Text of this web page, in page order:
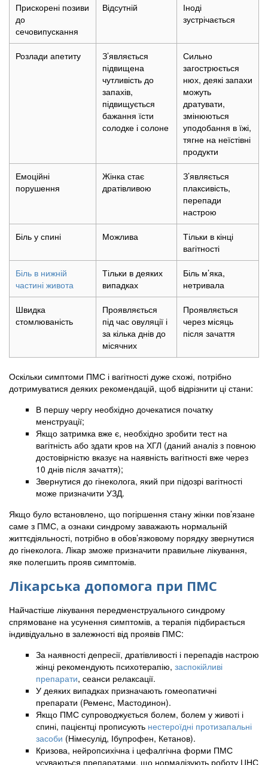
Прискорені позиви
до
сечовипускання
Відсутній
Іноді
зустрічається
Розлади апетиту
З’являється
підвищена
чутливість до
запахів,
підвищується
бажання їсти
солодке і солоне
Сильно
загострюється
нюх, деякі запахи
можуть
дратувати,
змінюються
уподобання в їжі,
тягне на неїстівні
продукти
Емоційні
порушення
Жінка стає
дратівливою
З’являється
плаксивість,
перепади
настрою
Біль у спині Можлива
Тільки в кінці
вагітності
Біль в нижній
частині живота
Тільки в деяких
випадках
Біль м’яка,
нетривала
Швидка
стомлюваність
Проявляється
під час овуляції і
за кілька днів до
місячних
Проявляється
через місяць
після зачаття
Оскільки симптоми ПМС і вагітності дуже схожі, потрібно
дотримуватися деяких рекомендацій, щоб відрізнити ці стани:
В першу чергу необхідно дочекатися початку
менструації;
Якщо затримка вже є, необхідно зробити тест на
вагітність або здати кров на ХГЛ (даний аналіз з повною
достовірністю вказує на наявність вагітності вже через
10 днів після зачаття);
Звернутися до гінеколога, який при підозрі вагітності
може призначити УЗД.
Якщо було встановлено, що погіршення стану жінки пов’язане
саме з ПМС, а ознаки синдрому заважають нормальній
життєдіяльності, потрібно в обов’язковому порядку звернутися
до гінеколога. Лікар зможе призначити правильне лікування,
яке полегшить прояв симптомів.
Лікарська допомога при ПМС
Найчастіше лікування передменструального синдрому
спрямоване на усунення симптомів, а терапія підбирається
індивідуально в залежності від проявів ПМС:
За наявності депресії, дратівливості і перепадів настрою
жінці рекомендують психотерапію, заспокійливі
препарати, сеанси релаксації.
У деяких випадках призначають гомеопатичні
препарати (Ременс, Мастодинон).
Якщо ПМС супроводжується болем, болем у животі і
спині, пацієнтці прописують нестероїдні протизапальні
засоби (Німесулід, Ібупрофен, Кетанов).
Кризова, нейропсихічна і цефалгічна форми ПМС
усуваються препаратами, що нормалізують роботу ЦНС